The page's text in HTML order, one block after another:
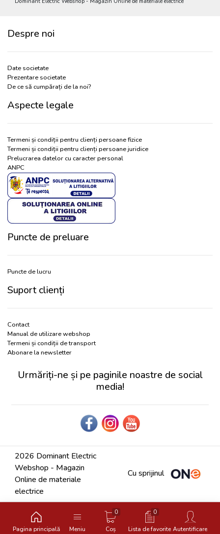
Despre noi
Date societate
Prezentare societate
De ce să cumpărați de la noi?
Aspecte legale
Termeni și condiții pentru clienți persoane fizice
Termeni și condiții pentru clienți persoane juridice
Prelucrarea datelor cu caracter personal
ANPC
Puncte de preluare
Puncte de lucru
Suport clienți
Contact
Manual de utilizare webshop
Termeni și condiții de transport
Abonare la newsletter
Urmăriți-ne și pe paginile noastre de social
media!
2026 Dominant Electric
Webshop - Magazin
Online de materiale
electrice
Cu sprijinul
Pagina principală Meniu
0
Coș
0
Lista de favorite Autentificare